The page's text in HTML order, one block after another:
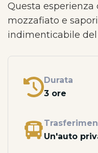
Questa esperienza
mozzafiato e
indimenticabile
Durata
3 ore
Un'auto